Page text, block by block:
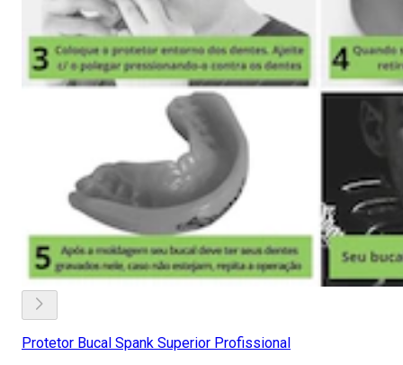
Protetor Bucal Spank Superior Profissional